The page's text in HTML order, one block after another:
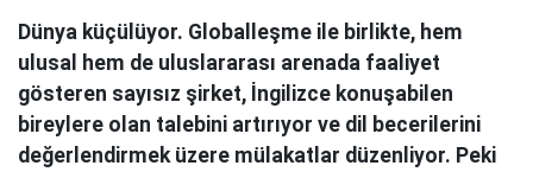
Dünya küçülüyor. Globalleşme ile birlikte, hem
ulusal hem de uluslararası arenada faaliyet
gösteren sayısız şirket, İngilizce konuşabilen
bireylere olan talebini artırıyor ve dil becerilerini
değerlendirmek üzere mülakatlar düzenliyor. Peki